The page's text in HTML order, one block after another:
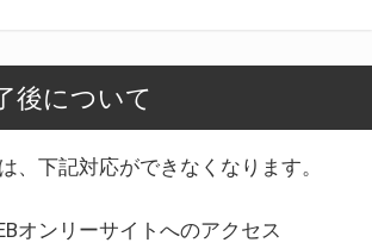
後について
、下記対応ができなくなります。
オンリーサイトへのアクセス